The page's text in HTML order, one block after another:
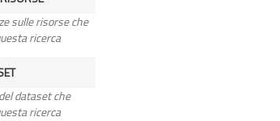
sulle risorse che
ricerca
dataset che
ricerca